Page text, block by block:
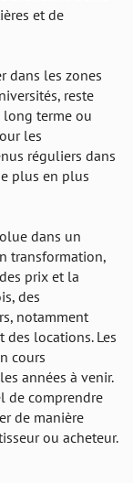
et de
dans les zones
reste
long terme ou
les
réguliers dans
plus en plus
dans un
transformation,
prix et la
des
notamment
des locations. Les
cours
années à venir.
de comprendre
de manière
ou acheteur.